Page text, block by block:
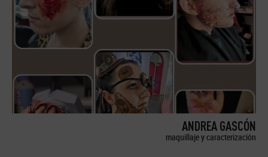
ANDREA GASCÓN
maquillaje y caracterización